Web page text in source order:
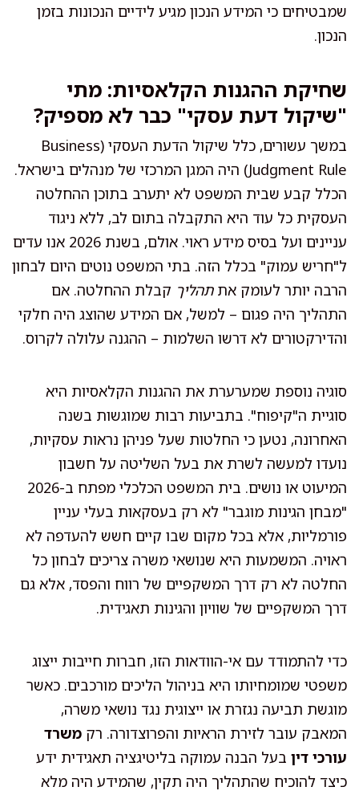
שמבטיחים כי המידע הנכון מגיע לידיים הנכונות בזמן
הנכון.
שחיקת ההגנות הקלאסיות: מתי
"שיקול דעת עסקי" כבר לא מספיק?
במשך עשורים, כלל שיקול הדעת העסקי (Business
Judgment Rule) היה המגן המרכזי של מנהלים בישראל.
הכלל קבע שבית המשפט לא יתערב בתוכן ההחלטה
העסקית כל עוד היא התקבלה בתום לב, ללא ניגוד
עניינים ועל בסיס מידע ראוי. אולם, בשנת 2026 אנו עדים
ל"חריש עמוק" בכלל הזה. בתי המשפט נוטים היום לבחון
הרבה יותר לעומק אתתהליך קבלת ההחלטה. אם
התהליך היה פגום – למשל, אם המידע שהוצג היה חלקי
והדירקטורים לא דרשו השלמות – ההגנה עלולה לקרוס.
סוגיה נוספת שמערערת את ההגנות הקלאסיות היא
סוגיית ה"קיפוח". בתביעות רבות שמוגשות בשנה
האחרונה, נטען כי החלטות שעל פניהן נראות עסקיות,
נועדו למעשה לשרת את בעל השליטה על חשבון
המיעוט או נושים. בית המשפט הכלכלי מפתח ב-2026
"מבחן הגינות מוגבר" לא רק בעסקאות בעלי עניין
פורמליות, אלא בכל מקום שבו קיים חשש להעדפה לא
ראויה. המשמעות היא שנושאי משרה צריכים לבחון כל
החלטה לא רק דרך המשקפיים של רווח והפסד, אלא גם
דרך המשקפיים של שוויון והגינות תאגידית.
כדי להתמודד עם אי-הוודאות הזו, חברות חייבות ייצוג
משפטי שמומחיותו היא בניהול הליכים מורכבים. כאשר
מוגשת תביעה נגזרת או ייצוגית נגד נושאי משרה,
המאבק עובר לזירת הראיות והפרוצדורה. רק משרד
עורכי דין בעל הבנה עמוקה בליטיגציה תאגידית ידע
כיצד להוכיח שהתהליך היה תקין, שהמידע היה מלא